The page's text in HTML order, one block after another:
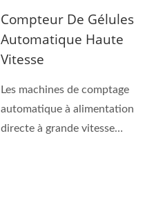
Compteur De Gélules
Automatique Haute
Vitesse
Les machines de comptage
automatique à alimentation
directe à grande vitesse